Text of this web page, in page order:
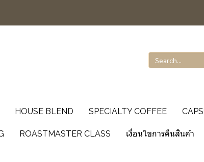
HOUSE BLEND SPECIALTY COFFEE
ROASTMASTER CLASS เงื่อนไขการคืนสินค้า